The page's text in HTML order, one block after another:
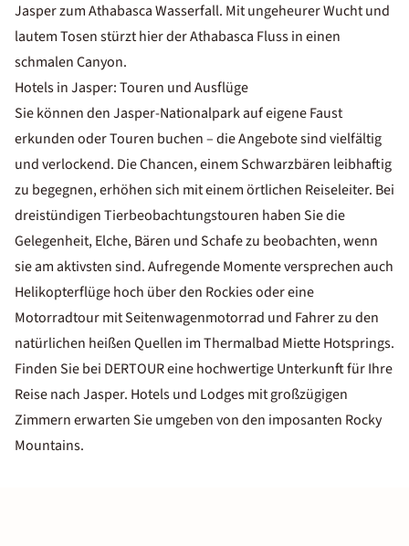
Jasper zum Athabasca Wasserfall. Mit ungeheurer Wucht und
lautem Tosen stürzt hier der Athabasca Fluss in einen
schmalen Canyon.
Hotels in Jasper: Touren und Ausflüge
Sie können den Jasper-Nationalpark auf eigene Faust
erkunden oder Touren buchen – die Angebote sind vielfältig
und verlockend. Die Chancen, einem Schwarzbären leibhaftig
zu begegnen, erhöhen sich mit einem örtlichen Reiseleiter. Bei
dreistündigen Tierbeobachtungstouren haben Sie die
Gelegenheit, Elche, Bären und Schafe zu beobachten, wenn
sie am aktivsten sind. Aufregende Momente versprechen auch
Helikopterflüge hoch über den Rockies oder eine
Motorradtour mit Seitenwagenmotorrad und Fahrer zu den
natürlichen heißen Quellen im Thermalbad Miette Hotsprings.
Finden Sie bei DERTOUR eine hochwertige Unterkunft für Ihre
Reise nach Jasper. Hotels und Lodges mit großzügigen
Zimmern erwarten Sie umgeben von den imposanten Rocky
Mountains.